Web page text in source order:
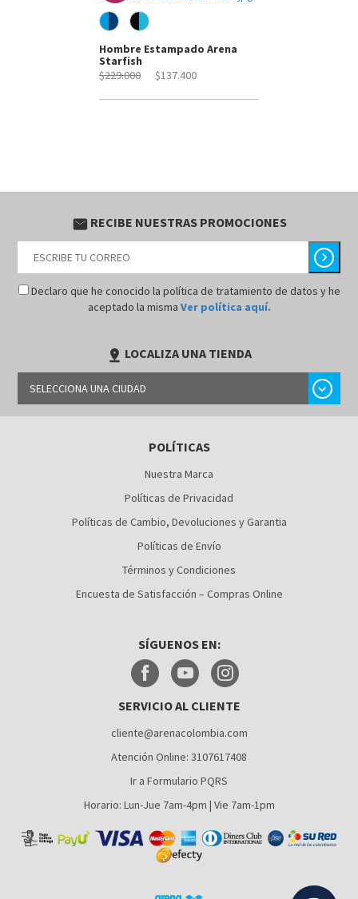
Hombre Estampado Arena
Starfish
$229.000
$137.400
email RECIBE NUESTRAS PROMOCIONES
chevron_right
Declaro que he conocido la política de tratamiento de datos y he
aceptado la misma Ver política aquí.
pin_drop LOCALIZA UNA TIENDA
SELECCIONA UNA CIUDAD chevron_right
BARRANQUILLA
SANTA MARTA
VILLAVICENCIO
POLÍTICAS
Nuestra Marca
Políticas de Privacidad
Políticas de Cambio, Devoluciones y Garantia
Políticas de Envío
Términos y Condiciones
Encuesta de Satisfacción – Compras Online
SÍGUENOS EN:
SERVICIO AL CLIENTE
cliente@arenacolombia.com
Atención Online: 3107617408
Ir a Formulario PQRS
Horario: Lun-Jue 7am-4pm | Vie 7am-1pm